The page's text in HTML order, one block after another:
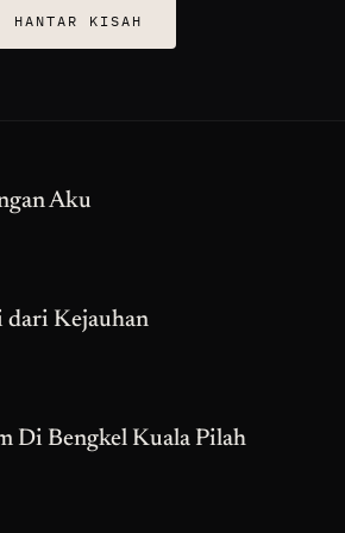
HANTAR KISAH
Aku
dari Kejauhan
Di Bengkel Kuala Pilah